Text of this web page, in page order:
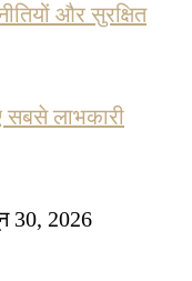
और सुरक्षित
सबसे लाभकारी
30, 2026